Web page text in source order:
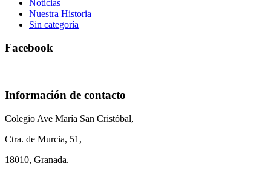
Noticias
Nuestra Historia
Sin categoría
Facebook
Información de contacto
Colegio Ave María San Cristóbal,
Ctra. de Murcia, 51,
18010, Granada.